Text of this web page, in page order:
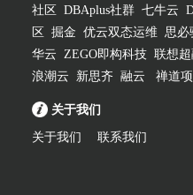
社区
DBAplus社群 七牛云
区
掘金 优云双态运维 思必
华云 ZEGO即构科技 联想
浪潮云
新思齐 融云 禅道
关于我们
关于我们 联系我们